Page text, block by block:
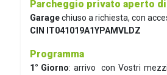
Parcheggio privato aperto
Garagechiuso a richiesta, con
CIN IT041019A1YPAMVLDZ
Programma
1° Giorno: arrivo con Vostri